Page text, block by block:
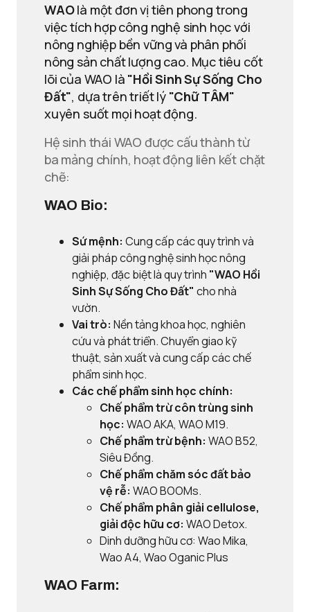
WAOlà một đơn vị tiên phong trong
việc tích hợp công nghệ sinh học với
nông nghiệp bền vững và phân phối
nông sản chất lượng cao. Mục tiêu cốt
lõi của WAO là "Hồi Sinh Sự Sống Cho
Đất", dựa trên triết lý "Chữ TÂM"
xuyên suốt mọi hoạt động.
Hệ sinh thái WAO được cấu thành từ
ba mảng chính, hoạt động liên kết chặt
chẽ:
WAO Bio:
Sứ mệnh: Cung cấp các quy trình và
giải pháp công nghệ sinh học nông
nghiệp, đặc biệt là quy trình "WAO Hồi
Sinh Sự Sống Cho Đất" cho nhà
vườn.
Vai trò: Nền tảng khoa học, nghiên
cứu và phát triển. Chuyển giao kỹ
thuật, sản xuất và cung cấp các chế
phẩm sinh học.
Các chế phẩm sinh học chính:
Chế phẩm trừ côn trùng sinh
học: WAO AKA, WAO M19.
Chế phẩm trừ bệnh: WAO B52,
Siêu Đồng.
Chế phẩm chăm sóc đất bảo
vệ rễ: WAO BOOMs.
Chế phẩm phân giải cellulose,
giải độc hữu cơ: WAO Detox.
Dinh dưỡng hữu cơ: Wao Mika,
Wao A4, Wao Oganic Plus
WAO Farm: